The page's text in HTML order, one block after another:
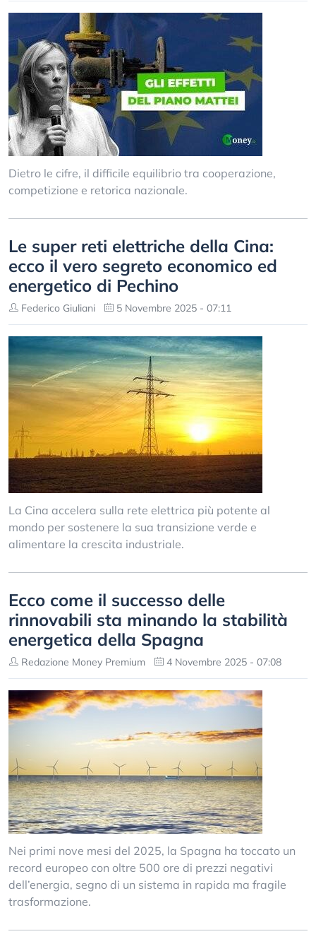
Dietro le cifre, il difficile equilibrio tra cooperazione,
competizione e retorica nazionale.
Le super reti elettriche della Cina:
ecco il vero segreto economico ed
energetico di Pechino
Federico Giuliani 5 Novembre 2025 - 07:11
La Cina accelera sulla rete elettrica più potente al
mondo per sostenere la sua transizione verde e
alimentare la crescita industriale.
Ecco come il successo delle
rinnovabili sta minando la stabilità
energetica della Spagna
Redazione Money Premium 4 Novembre 2025 - 07:08
Nei primi nove mesi del 2025, la Spagna ha toccato un
record europeo con oltre 500 ore di prezzi negativi
dell’energia, segno di un sistema in rapida ma fragile
trasformazione.